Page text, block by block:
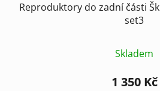
Reproduktory do zadní části
set3
Skladem
1 350 Kč